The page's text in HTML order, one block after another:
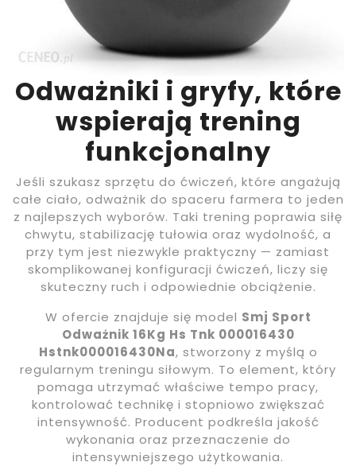
Odważniki i gryfy, które
wspierają trening
funkcjonalny
Jeśli szukasz sprzętu do ćwiczeń, które angażują
całe ciało, odważnik do spaceru farmera to jeden
z najlepszych wyborów. Taki trening poprawia siłę
chwytu, stabilizację tułowia oraz wydolność, a
przy tym jest niezwykle praktyczny — zamiast
skomplikowanej konfiguracji ćwiczeń, liczy się
skuteczny ruch i odpowiednie obciążenie.
W ofercie znajduje się model Smj Sport
Odważnik 16Kg Hs Tnk 000016430
Hstnk000016430Na, stworzony z myślą o
regularnym treningu siłowym. To element, który
pomaga utrzymać właściwe tempo pracy,
kontrolować technikę i stopniowo zwiększać
intensywność. Producent podkreśla jakość
wykonania oraz przeznaczenie do
intensywniejszego użytkowania.